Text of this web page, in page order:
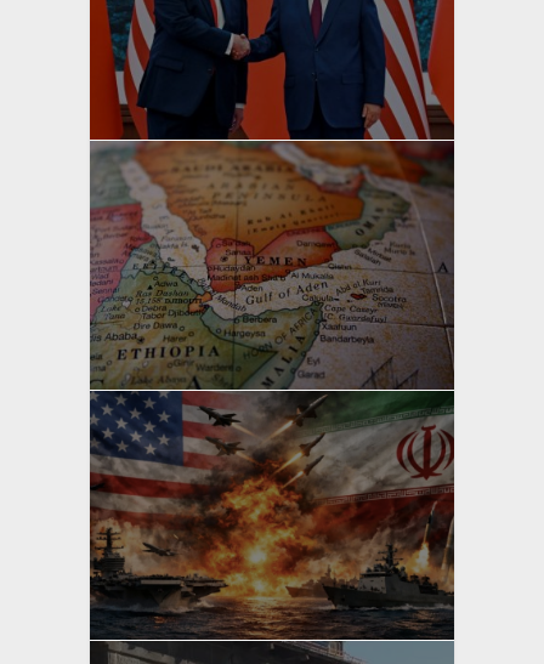
yazan
Bahri Ak
yazan
Bahri Ak
yazan
Bahri Ak